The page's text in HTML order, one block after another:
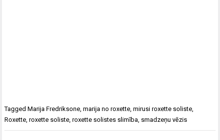
TaggedMarija Fredriksone ,marija no roxette ,mirusi roxette soliste
Roxette ,roxette soliste ,roxette solistes slimība smadzeņu vēzis